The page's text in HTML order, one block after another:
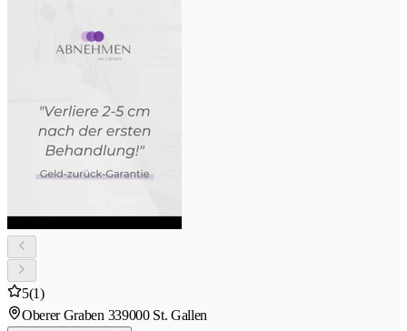
5(1)
Oberer Graben 339000 St. Gallen